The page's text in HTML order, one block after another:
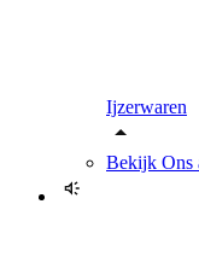
Ijzerwaren
Bekijk Ons